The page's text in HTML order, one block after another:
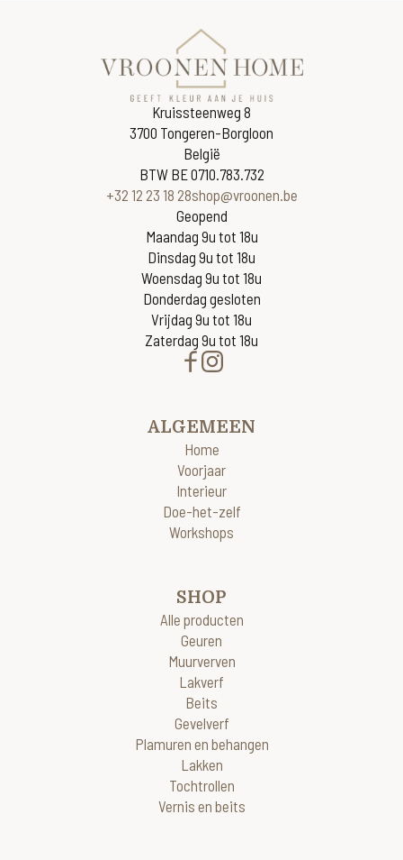
Kruissteenweg 8
3700 Tongeren-Borgloon
België
BTW BE 0710.783.732
+32 12 23 18 28shop@vroonen.be
Geopend
Maandag 9u tot 18u
Dinsdag 9u tot 18u
Woensdag 9u tot 18u
Donderdag gesloten
Vrijdag 9u tot 18u
Zaterdag 9u tot 18u
ALGEMEEN
Home
Voorjaar
Interieur
Doe-het-zelf
Workshops
SHOP
Alle producten
Geuren
Muurverven
Lakverf
Beits
Gevelverf
Plamuren en behangen
Lakken
Tochtrollen
Vernis en beits